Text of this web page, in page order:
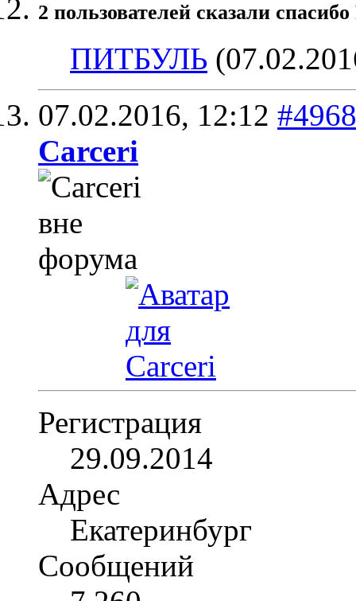
2 пользователей сказали
ПИТБУЛЬ
07.02.2016, 12:12 #4968
Carceri
Регистрация
29.09.2014
Адрес
Екатеринбург
Сообщений